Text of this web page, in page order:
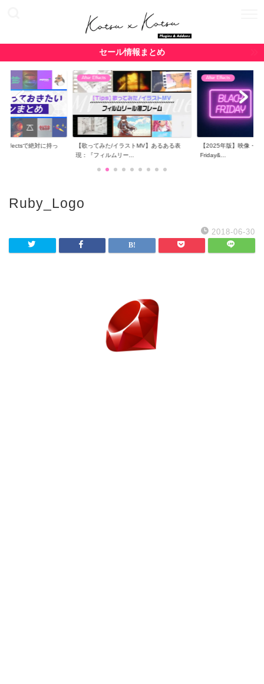
セール情報まとめ
Effectsで絶対に持っ
After Effects
【歌ってみた/イラストMV】あるある表
現：『フィルムリー...
After Effects
【2025年版】映像・
Friday&...
Ruby_Logo
2018-06-30